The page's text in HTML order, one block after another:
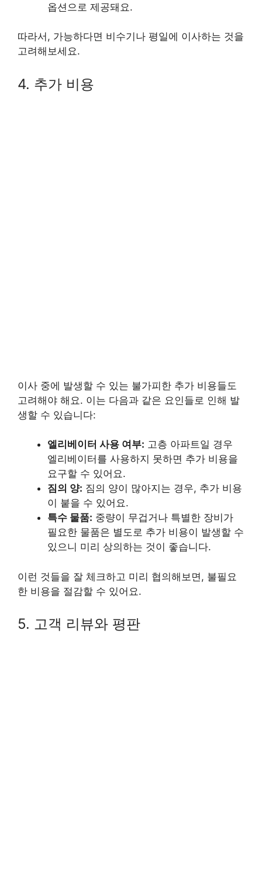
옵션으로 제공돼요.
따라서, 가능하다면 비수기나 평일에 이사하는 것을
고려해보세요.
4. 추가 비용
이사 중에 발생할 수 있는 불가피한 추가 비용들도
고려해야 해요. 이는 다음과 같은 요인들로 인해 발
생할 수 있습니다:
엘리베이터 사용 여부: 고층 아파트일 경우
엘리베이터를 사용하지 못하면 추가 비용을
요구할 수 있어요.
짐의 양: 짐의 양이 많아지는 경우, 추가 비용
이 붙을 수 있어요.
특수 물품: 중량이 무겁거나 특별한 장비가
필요한 물품은 별도로 추가 비용이 발생할 수
있으니 미리 상의하는 것이 좋습니다.
이런 것들을 잘 체크하고 미리 협의해보면, 불필요
한 비용을 절감할 수 있어요.
5. 고객 리뷰와 평판